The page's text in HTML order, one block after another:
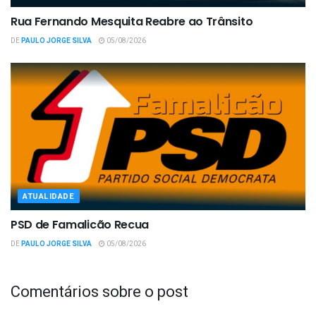
Rua Fernando Mesquita Reabre ao Trânsito
DEPAULO JORGE SILVA 05/08/2026
ATUALIDADE
PSD de Famalicão Recua
DEPAULO JORGE SILVA 05/08/2026
Comentários sobre o post